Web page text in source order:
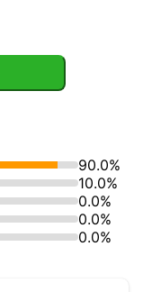
90.0%
10.0%
0.0%
0.0%
0.0%